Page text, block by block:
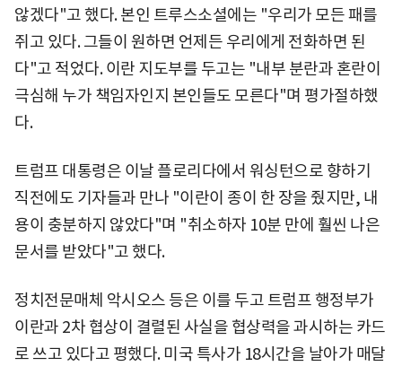
않겠다"고 했다. 본인 트루스소셜에는 "우리가 모든 패를
쥐고 있다. 그들이 원하면 언제든 우리에게 전화하면 된
다"고 적었다. 이란 지도부를 두고는 "내부 분란과 혼란이
극심해 누가 책임자인지 본인들도 모른다"며 평가절하했
다.
트럼프 대통령은 이날 플로리다에서 워싱턴으로 향하기
직전에도 기자들과 만나 "이란이 종이 한 장을 줬지만, 내
용이 충분하지 않았다"며 "취소하자 10분 만에 훨씬 나은
문서를 받았다"고 했다.
정치전문매체 악시오스 등은 이를 두고 트럼프 행정부가
이란과 2차 협상이 결렬된 사실을 협상력을 과시하는 카드
로 쓰고 있다고 평했다. 미국 특사가 18시간을 날아가 매달